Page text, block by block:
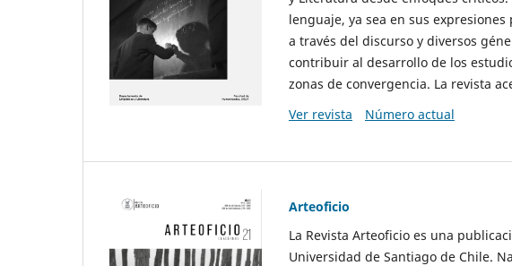
lenguaje, ya sea en sus
a través del discurso y diversos
contribuir al desarrollo de los
zonas de convergencia. La revista
Ver revista
Número actual
Arteoficio
La Revista Arteoficio es una
Universidad de Santiago de Chile.